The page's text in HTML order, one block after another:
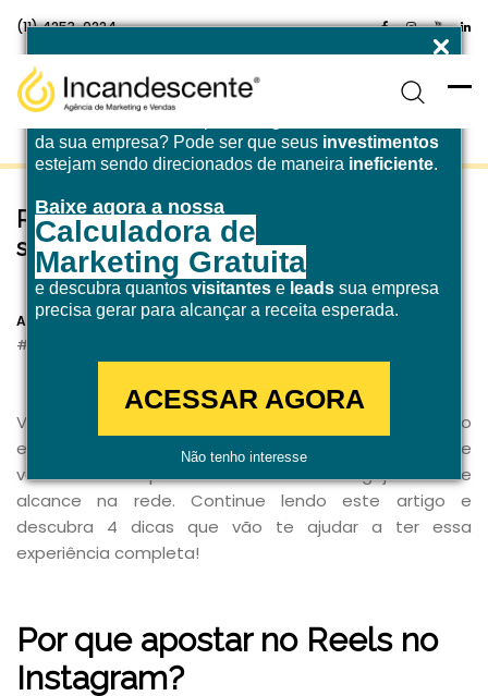
da sua empresa? Pode ser que seus investimentos
estejam sendo direcionados de maneira ineficiente.
Baixe agora a nossa
Calculadora de
Marketing Gratuita
e descubra quantos visitantes e leads sua empresa
precisa gerar para alcançar a receita esperada.
ACESSAR AGORA
Não tenho interesse
(11) 4253-0224
Reels no Instagram: como aumentar
suas visualizações?
Agência Incandescente
4 de março de 2021
Você usa a sua
todos os dias e ainda não
experimentou o
Reels do Instagram
? Essa novidade
veio com tudo para aumentar o seu engajamento e
alcance na rede. Continue lendo este artigo e
descubra 4 dicas que vão te ajudar a ter essa
experiência completa!
Por que apostar no Reels no
Instagram?